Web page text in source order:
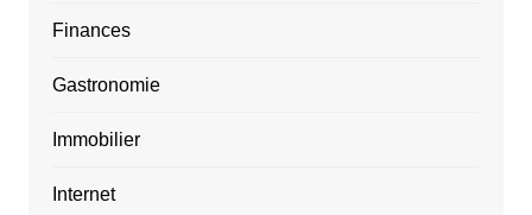
Finances
Gastronomie
Immobilier
Internet